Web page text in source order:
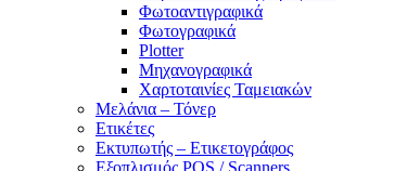
Φωτοαντιγραφικά
Φωτογραφικά
Plotter
Μηχανογραφικά
Χαρτοταινίες Ταμειακών
Μελάνια – Τόνερ
Ετικέτες
Εκτυπωτής – Ετικετογράφος
Εξοπλισμός POS / Scanners